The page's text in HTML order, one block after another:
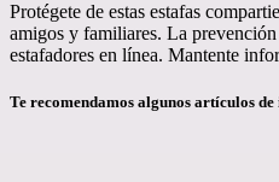
Protégete de estas estafas
amigos y familiares. La
estafadores en línea. Mantente
Te recomendamos algunos artículos de